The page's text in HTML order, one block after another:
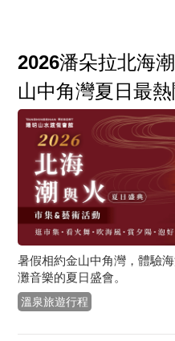
2026潘朵拉北海
山中角灣夏日最
暑假相約金山中角灣，體驗
灘音樂的夏日盛會。
溫泉旅遊行程